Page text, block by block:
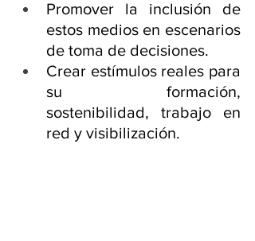
Promover la inclusión de
estos medios en escenarios
de toma de decisiones.
Crear estímulos reales para
su formación,
sostenibilidad, trabajo en
red y visibilización.